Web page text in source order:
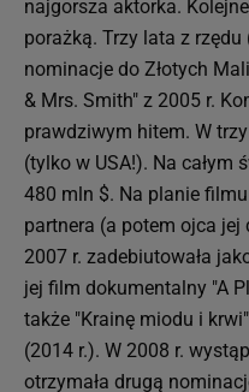
najgorsza aktorka.
porażką. Trzy lata z rzędu
nominacje do Złotych
& Mrs. Smith" z 2005 r.
prawdziwym hitem. W
(tylko w USA!). Na całym
480 mln $. Na planie
partnera (a potem ojca jej
2007 r. zadebiutowała
jej film dokumentalny "A
także "Krainę miodu i
(2014 r.). W 2008 r.
otrzymała drugą